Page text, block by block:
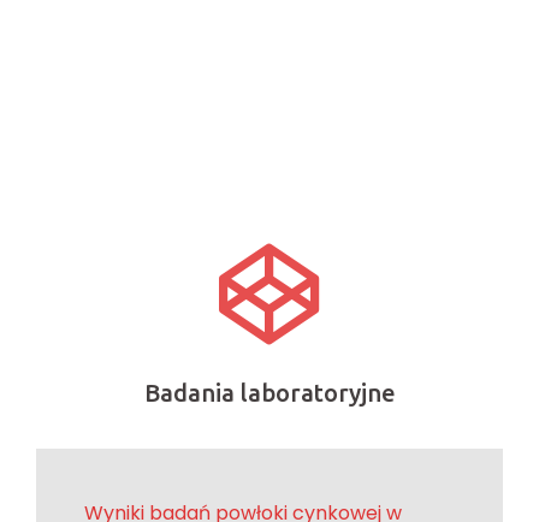
Badania laboratoryjne
Wyniki badań powłoki cynkowej w